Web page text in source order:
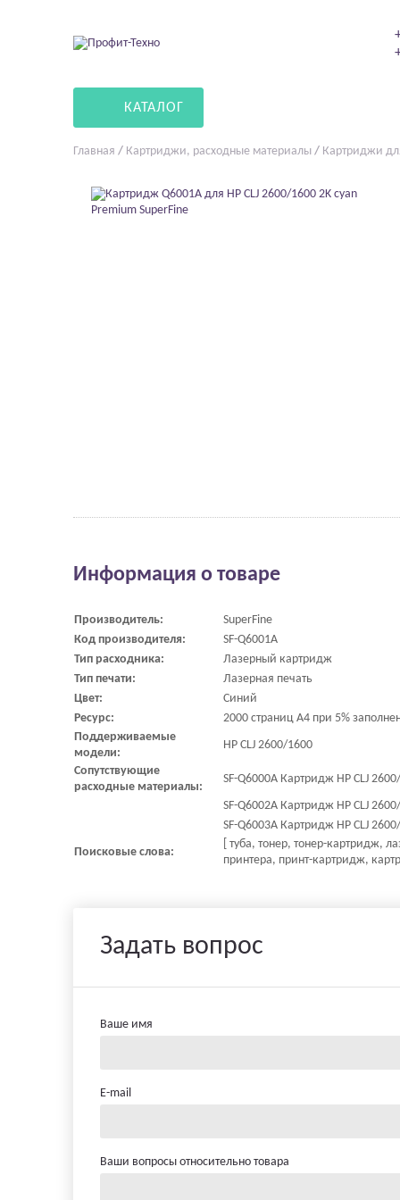
КАТАЛОГ
Главная / Картриджи, расходные материалы / Картриджи
Информация о товаре
Производитель:
SuperFine
Код производителя:
SF-Q6001A
Тип расходника:
Лазерный картридж
Тип печати:
Лазерная печать
Цвет:
Синий
Ресурс:
2000 страниц A4 при 5%
Поддерживаемые
модели:
HP CLJ 2600/1600
Сопутствующие
расходные материалы:
SF-Q6000A Картридж HP CLJ
SF-Q6002A Картридж HP CLJ
SF-Q6003A Картридж HP CLJ
Поисковые слова:
[ туба, тонер, тонер-картридж,
принтера, принт-картридж,
Задать вопрос
Ваше имя
E-mail
Ваши вопросы относительно товара